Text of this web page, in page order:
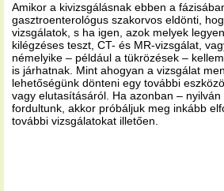
Amikor a kivizsgálásnak ebben a
gasztroenterológus szakorvos eldönti,
vizsgálatok, s ha igen, azok melyek
kilégzéses teszt, CT- és MR-vizsgálat,
némelyike – például a tükrözések –
is járhatnak. Mint ahogyan a vizsgálat
lehetőségünk dönteni egy további
vagy elutasításáról. Ha azonban –
fordultunk, akkor próbáljuk meg inkább
további vizsgálatokat illetően.